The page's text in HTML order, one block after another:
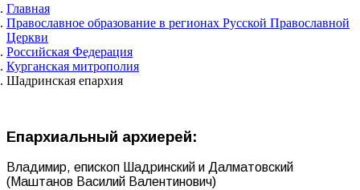
Главная
Православное образование в регионах Русской Православной
Церкви
Российская Федерация
Курганская митрополия
Шадринская епархия
Епархиальный архиерей:
Владимир, епископ Шадринский и Далматовский
(Маштанов Василий Валентинович)